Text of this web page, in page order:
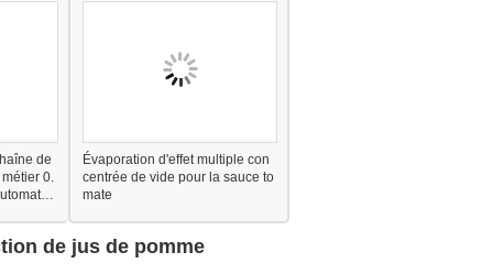
de
0.
Évaporation d'effet multiple con
centrée de vide pour la sauce to
mate
de jus de pomme